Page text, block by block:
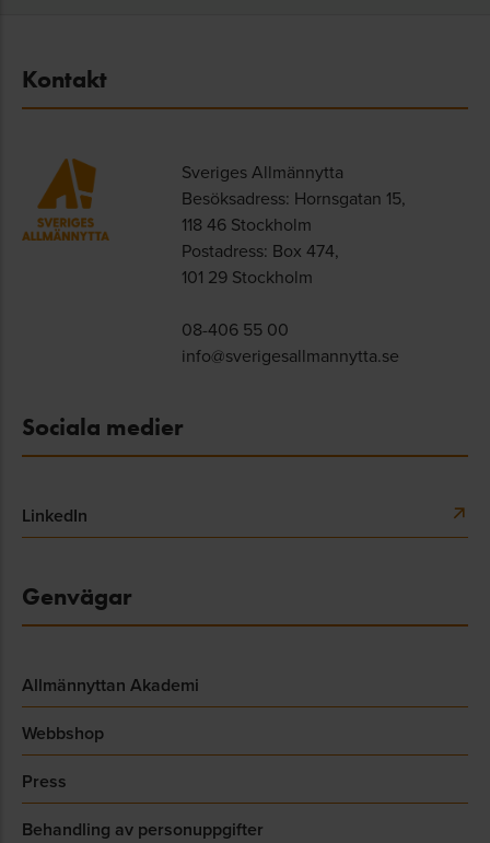
Kontakt
Sveriges Allmännytta
Besöksadress: Hornsgatan 15,
118 46 Stockholm
Postadress: Box 474,
101 29 Stockholm
08-406 55 00
info@sverigesallmannytta.se
Sociala medier
LinkedIn
Genvägar
Allmännyttan Akademi
Webbshop
Press
Behandling av personuppgifter